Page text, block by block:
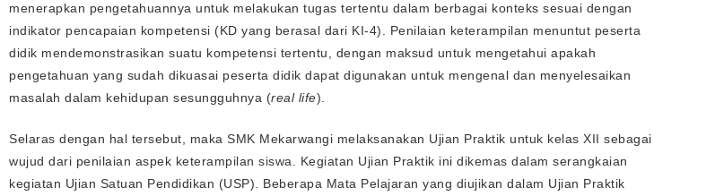
menerapkan pengetahuannya untuk melakukan tugas tertentu dalam berbagai konteks sesuai dengan
indikator pencapaian kompetensi (KD yang berasal dari KI-4). Penilaian keterampilan menuntut peserta
didik mendemonstrasikan suatu kompetensi tertentu, dengan maksud untuk mengetahui apakah
pengetahuan yang sudah dikuasai peserta didik dapat digunakan untuk mengenal dan menyelesaikan
masalah dalam kehidupan sesungguhnya (real life).
Selaras dengan hal tersebut, maka SMK Mekarwangi melaksanakan Ujian Praktik untuk kelas XII sebagai
wujud dari penilaian aspek keterampilan siswa. Kegiatan Ujian Praktik ini dikemas dalam serangkaian
kegiatan Ujian Satuan Pendidikan (USP). Beberapa Mata Pelajaran yang diujikan dalam Ujian Praktik